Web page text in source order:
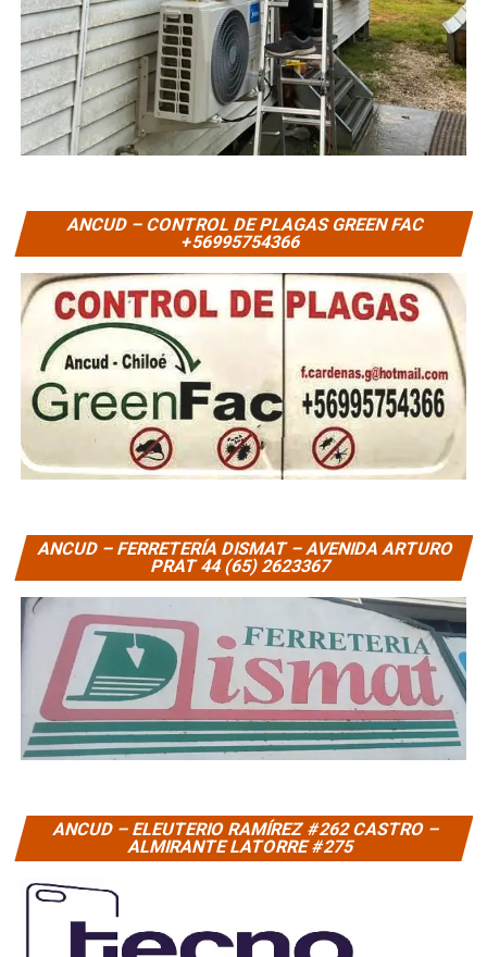
ANCUD – CONTROL DE PLAGAS GREEN FAC
+56995754366
ANCUD – FERRETERÍA DISMAT – AVENIDA ARTURO
PRAT 44 (65) 2623367
ANCUD – ELEUTERIO RAMÍREZ #262 CASTRO –
ALMIRANTE LATORRE #275